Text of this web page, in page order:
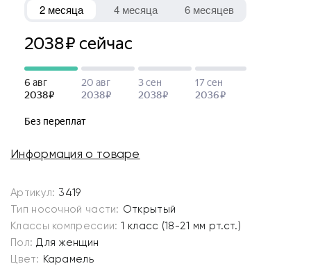
Информация о товаре
Артикул: 3419
Тип носочной части: Открытый
Классы компрессии: 1 класс (18-21 мм рт.ст.)
Пол: Для женщин
Цвет: Карамель